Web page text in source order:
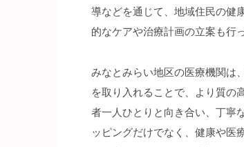
導などを通じて、地域住民の健
的なケアや治療計画の立案も行
みなとみらい地区の医療機関は
を取り入れることで、より質の
者一人ひとりと向き合い、丁寧
ッピングだけでなく、健康や医